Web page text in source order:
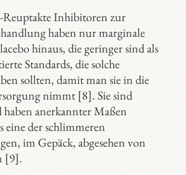
Inhibitoren zur
haben nur marginale
hinaus, die geringer sind als
Standards, die solche
sollten, damit man sie in die
nimmt [8]. Sie sind
anerkannter Maßen
eine der schlimmeren
im Gepäck, abgesehen von
[9].